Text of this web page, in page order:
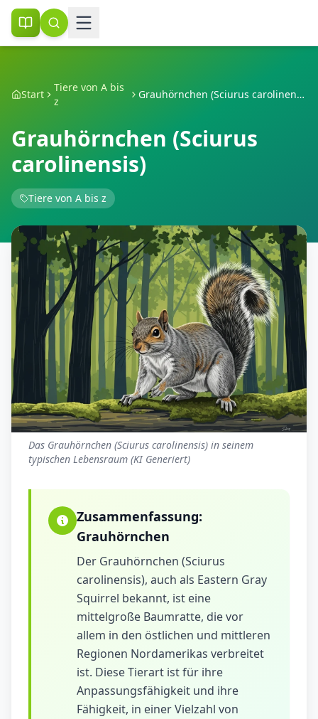
Start
Tiere von A bis
z
Grauhörnchen (Sciurus carolinensis)
Grauhörnchen (Sciurus
carolinensis)
Tiere von A bis z
Das Grauhörnchen (Sciurus carolinensis) in seinem
typischen Lebensraum (KI Generiert)
Zusammenfassung:
Grauhörnchen
Der Grauhörnchen (Sciurus
carolinensis), auch als Eastern Gray
Squirrel bekannt, ist eine
mittelgroße Baumratte, die vor
allem in den östlichen und mittleren
Regionen Nordamerikas verbreitet
ist. Diese Tierart ist für ihre
Anpassungsfähigkeit und ihre
Fähigkeit, in einer Vielzahl von